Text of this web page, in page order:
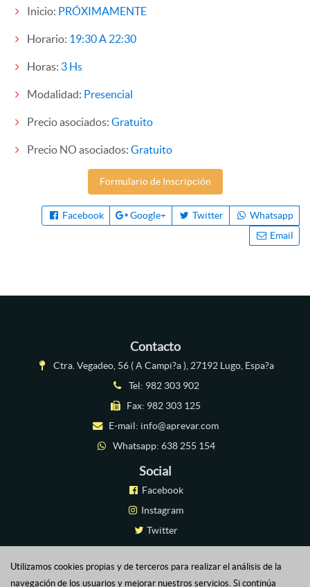
Inicio: PRÓXIMAMENTE
Horario: 19:30 A 22:30
Horas: 3 Hs
Modalidad: Presencial
Precio asociados: Gratuito
Precio NO asociados: Gratuito
Formulario de Inscripción
Facebook Google+ Twitter
Whatsapp
Email
Contacto
Ctra. Vegadeo, 56 ( A Campi?a ), 27192 Lugo, Espa?a
Tel: 982 303 902
Fax: 982 303 125
E-mail: info@aprevar.com
Whatsapp: 638 255 154
Social
Facebook
Instagram
Twitter
Plataforma Virtual
Utilizamos cookies propias y de terceros para realizar el análisis de la
navegación de los usuarios y mejorar nuestros servicios. Si continúa